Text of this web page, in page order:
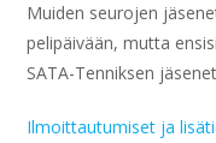
Muiden seurojen
pelipäivään, mutta
SATA-Tenniksen
Ilmoittautumiset ja